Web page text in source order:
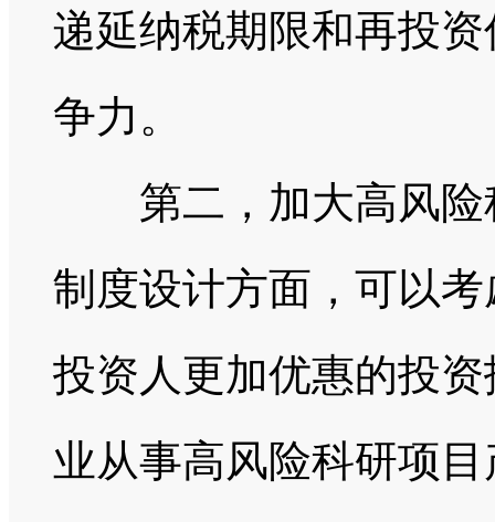
递延纳税期限和再投
争力。
第二，加大高风险
制度设计方面，可以
投资人更加优惠的投
业从事高风险科研项